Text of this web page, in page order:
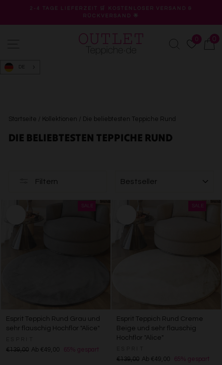
Inhalt
Pause
2-4 TAGE LIEFERZEIT 🛒 KOSTENLOSER VERSAND &
RÜCKVERSAND 🌟
Suche
0 0
Startseite / Kollektionen / Die beliebtesten Teppiche Rund
DIE BELIEBTESTEN TEPPICHE RUND
Filtern
Esprit Teppich Rund Grau und
sehr flauschig Hochflor "Alice"
€139,00 Ab €49,00 65% gespart
Esprit Teppich Rund Creme
Beige und sehr flauschig
Hochflor "Alice"
€139,00 Ab €49,00 65% gespart